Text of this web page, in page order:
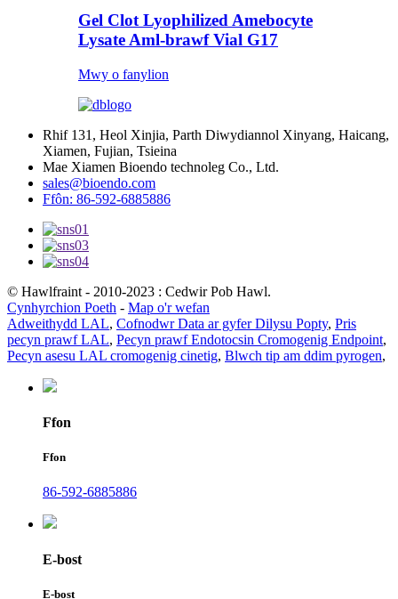
Gel Clot Lyophilized Amebocyte
Lysate Aml-brawf Vial G17
Mwy o fanylion
Rhif 131, Heol Xinjia, Parth Diwydiannol Xinyang, Haicang,
Xiamen, Fujian, Tsieina
Mae Xiamen Bioendo technoleg Co., Ltd.
sales@bioendo.com
Ffôn: 86-592-6885886
© Hawlfraint - 2010-2023 : Cedwir Pob Hawl.
Cynhyrchion Poeth - Map o'r wefan
Adweithydd LAL, Cofnodwr Data ar gyfer Dilysu Popty, Pris
pecyn prawf LAL, Pecyn prawf Endotocsin Cromogenig Endpoint,
Pecyn asesu LAL cromogenig cinetig, Blwch tip am ddim pyrogen,
Ffon
Ffon
86-592-6885886
E-bost
E-bost